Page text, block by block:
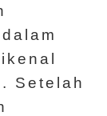
Setelah